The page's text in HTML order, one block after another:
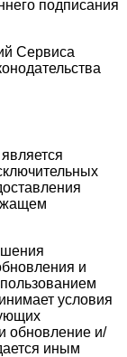
подписания
Сервиса
и
условия
обновление и/
иным